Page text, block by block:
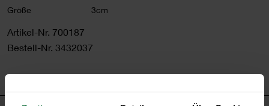
Größe
3cm
Artikel-Nr. 700187
Bestell-Nr. 3432037